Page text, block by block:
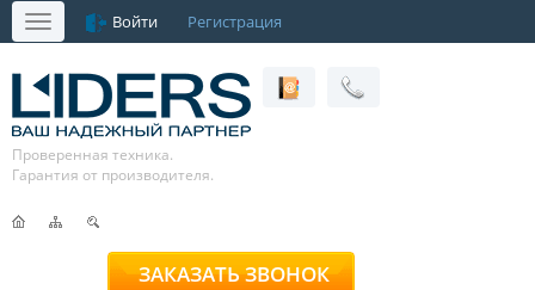
Меню Войти Регистрация
Проверенная техника.
Гарантия от производителя.
ЗАКАЗАТЬ ЗВОНОК